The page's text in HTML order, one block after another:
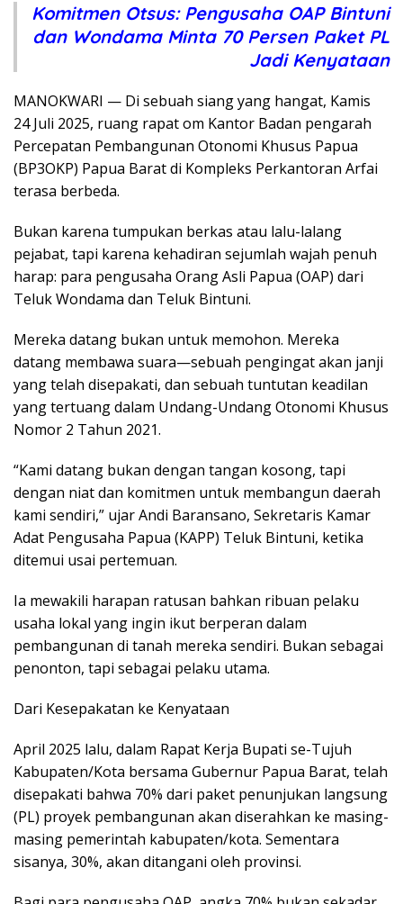
Komitmen Otsus: Pengusaha OAP Bintuni
dan Wondama Minta 70 Persen Paket PL
Jadi Kenyataan
MANOKWARI — Di sebuah siang yang hangat, Kamis
24 Juli 2025, ruang rapat om Kantor Badan pengarah
Percepatan Pembangunan Otonomi Khusus Papua
(BP3OKP) Papua Barat di Kompleks Perkantoran Arfai
terasa berbeda.
Bukan karena tumpukan berkas atau lalu-lalang
pejabat, tapi karena kehadiran sejumlah wajah penuh
harap: para pengusaha Orang Asli Papua (OAP) dari
Teluk Wondama dan Teluk Bintuni.
Mereka datang bukan untuk memohon. Mereka
datang membawa suara—sebuah pengingat akan janji
yang telah disepakati, dan sebuah tuntutan keadilan
yang tertuang dalam Undang-Undang Otonomi Khusus
Nomor 2 Tahun 2021.
“Kami datang bukan dengan tangan kosong, tapi
dengan niat dan komitmen untuk membangun daerah
kami sendiri,” ujar Andi Baransano, Sekretaris Kamar
Adat Pengusaha Papua (KAPP) Teluk Bintuni, ketika
ditemui usai pertemuan.
Ia mewakili harapan ratusan bahkan ribuan pelaku
usaha lokal yang ingin ikut berperan dalam
pembangunan di tanah mereka sendiri. Bukan sebagai
penonton, tapi sebagai pelaku utama.
Dari Kesepakatan ke Kenyataan
April 2025 lalu, dalam Rapat Kerja Bupati se-Tujuh
Kabupaten/Kota bersama Gubernur Papua Barat, telah
disepakati bahwa 70% dari paket penunjukan langsung
(PL) proyek pembangunan akan diserahkan ke masing-
masing pemerintah kabupaten/kota. Sementara
sisanya, 30%, akan ditangani oleh provinsi.